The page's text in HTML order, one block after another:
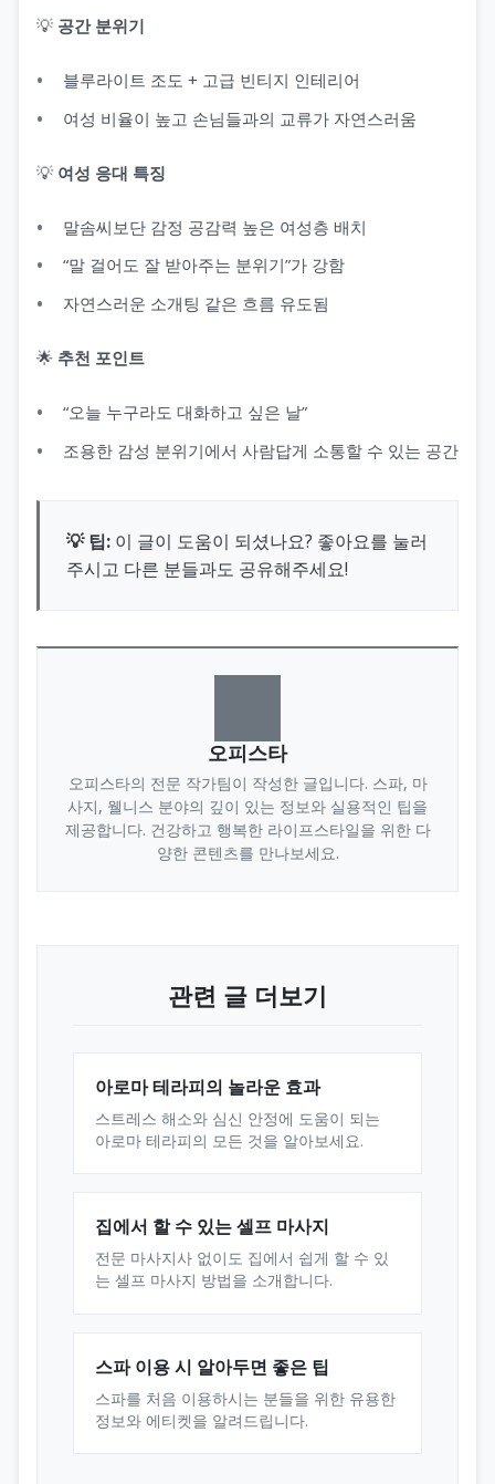
💡 공간 분위기
블루라이트 조도 + 고급 빈티지 인테리어
여성 비율이 높고 손님들과의 교류가 자연스러움
💡 여성 응대 특징
말솜씨보단 감정 공감력 높은 여성층 배치
“말 걸어도 잘 받아주는 분위기”가 강함
자연스러운 소개팅 같은 흐름 유도됨
🌟 추천 포인트
“오늘 누구라도 대화하고 싶은 날”
조용한 감성 분위기에서 사람답게 소통할 수 있는 공간
💡 팁: 이 글이 도움이 되셨나요? 좋아요를 눌러
주시고 다른 분들과도 공유해주세요!
오피스타
오피스타의 전문 작가팀이 작성한 글입니다. 스파, 마
사지, 웰니스 분야의 깊이 있는 정보와 실용적인 팁을
제공합니다. 건강하고 행복한 라이프스타일을 위한 다
양한 콘텐츠를 만나보세요.
관련 글 더보기
아로마 테라피의 놀라운 효과
스트레스 해소와 심신 안정에 도움이 되는
아로마 테라피의 모든 것을 알아보세요.
집에서 할 수 있는 셀프 마사지
전문 마사지사 없이도 집에서 쉽게 할 수 있
는 셀프 마사지 방법을 소개합니다.
스파 이용 시 알아두면 좋은 팁
스파를 처음 이용하시는 분들을 위한 유용한
정보와 에티켓을 알려드립니다.